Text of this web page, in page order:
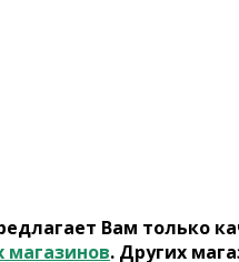
Вам только
магазинов. Других